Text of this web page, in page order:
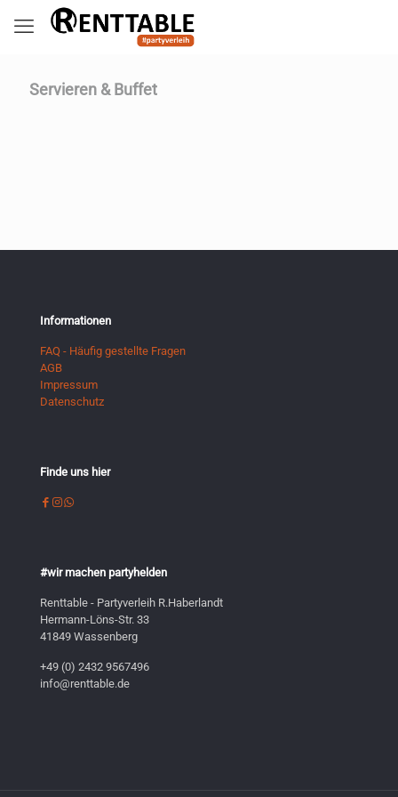
Servieren & Buffet
Informationen
FAQ - Häufig gestellte Fragen
AGB
Impressum
Datenschutz
Finde uns hier
#wir machen partyhelden
Renttable - Partyverleih R.Haberlandt
Hermann-Löns-Str. 33
41849 Wassenberg
+49 (0) 2432 9567496
info@renttable.de